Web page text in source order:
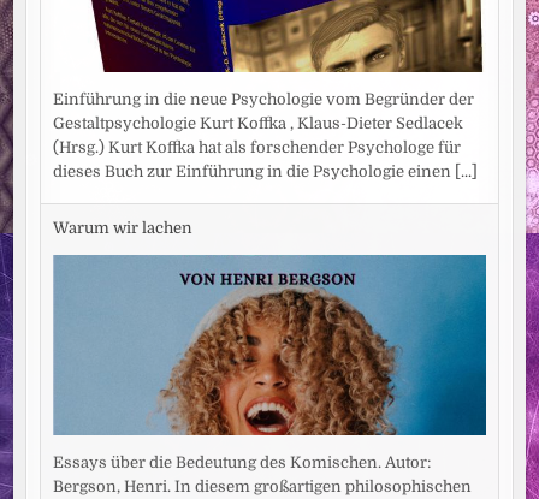
Einführung in die neue Psychologie vom Begründer der
Gestaltpsychologie Kurt Koffka , Klaus-Dieter Sedlacek
(Hrsg.) Kurt Koffka hat als forschender Psychologe für
dieses Buch zur Einführung in die Psychologie einen
[...]
Warum wir lachen
Essays über die Bedeutung des Komischen. Autor:
Bergson, Henri. In diesem großartigen philosophischen